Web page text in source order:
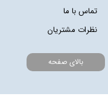
تماس با ما
نظرات مشتریان
بالای صفحه